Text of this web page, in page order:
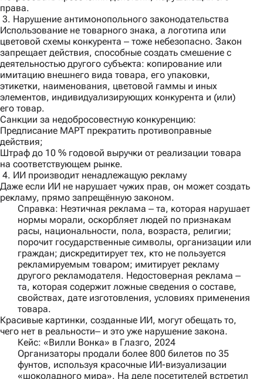
права.
3. Нарушение антимонопольного законодательства
Использование не товарного знака, а логотипа или
цветовой схемы конкурента ‒ тоже небезопасно. Закон
запрещает действия, способные создать смешение с
деятельностью другого субъекта: копирование или
имитацию внешнего вида товара, его упаковки,
этикетки, наименования, цветовой гаммы и иных
элементов, индивидуализирующих конкурента и (или)
его товар.
Санкции за недобросовестную конкуренцию:
Предписание МАРТ прекратить противоправные
действия;
Штраф до 10 % годовой выручки от реализации товара
на соответствующем рынке.
4. ИИ производит ненадлежащую рекламу
Даже если ИИ не нарушает чужих прав, он может создать
рекламу, прямо запрещённую законом.
Справка: Неэтичная реклама ‒ та, которая нарушает
нормы морали, оскорбляет людей по признакам
расы, национальности, пола, возраста, религии;
порочит государственные символы, организации или
граждан; дискредитирует тех, кто не пользуется
рекламируемым товаром; имитирует рекламу
другого рекламодателя. Недостоверная реклама ‒
та, которая содержит ложные сведения о составе,
свойствах, дате изготовления, условиях применения
товара.
Красивые картинки, созданные ИИ, могут обещать то,
чего нет в реальности‒ и это уже нарушение закона.
Кейс: «Вилли Вонка» в Глазго, 2024
Организаторы продали более 800 билетов по 35
фунтов, используя красочные ИИ-визуализации
«шоколадного мира». На деле посетителей встретил